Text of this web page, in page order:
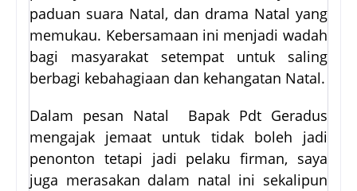
paduan suara Natal, dan drama Natal yang
memukau. Kebersamaan ini menjadi wadah
bagi masyarakat setempat untuk saling
berbagi kebahagiaan dan kehangatan Natal.
Dalam pesan Natal
Bapak Pdt Geradus
mengajak jemaat untuk tidak boleh jadi
penonton tetapi jadi pelaku firman, saya
juga merasakan dalam natal ini sekalipun